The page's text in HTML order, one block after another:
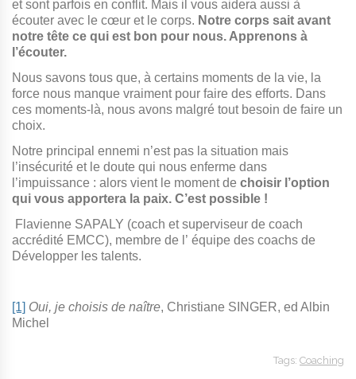
et sont parfois en conflit. Mais il vous aidera aussi à
écouter avec le cœur et le corps. Notre corps sait avant
notre tête ce qui est bon pour nous. Apprenons à
l’écouter.
Nous savons tous que, à certains moments de la vie, la
force nous manque vraiment pour faire des efforts. Dans
ces moments-là, nous avons malgré tout besoin de faire un
choix.
Notre principal ennemi n’est pas la situation mais
l’insécurité et le doute qui nous enferme dans
l’impuissance : alors vient le moment de choisir l’option
qui vous apportera la paix. C’est possible !
Flavienne SAPALY (coach et superviseur de coach
accrédité EMCC), membre de l’ équipe des coachs de
Développer les talents.
[1] Oui, je choisis de naître, Christiane SINGER, ed Albin
Michel
Tags: Coaching